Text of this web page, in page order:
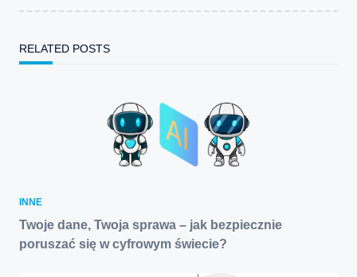
RELATED POSTS
INNE
Twoje dane, Twoja sprawa – jak bezpiecznie
poruszać się w cyfrowym świecie?